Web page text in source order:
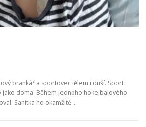
brankář a sportovec tělem i duší. Sport
jako doma. Během jednoho hokejbalového
Sanitka ho okamžitě …